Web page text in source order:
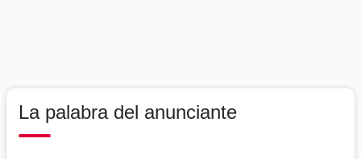
La palabra del anunciante